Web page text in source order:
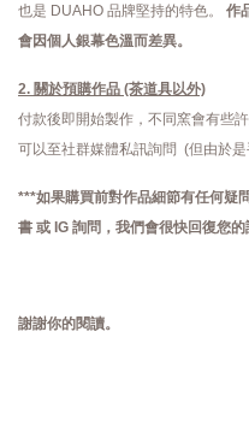
也是 DUAHO 品牌堅持的特色。 作
會因個人銀幕色溫而差異。
2. 關於預購作品 (茶道具以外)
付款後即開始製作，不同窯會有些
可以至社群媒體私訊詢問 (但由於是
***如果購買前對作品細節有任何疑
書 或 IG 詢問， 我們會很快回復您
謝謝你的閱讀。